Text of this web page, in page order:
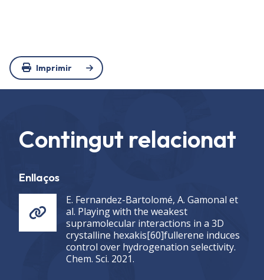
Imprimir
Contingut relacionat
Enllaços
E. Fernandez-Bartolomé, A. Gamonal et
al. Playing with the weakest
supramolecular interactions in a 3D
crystalline hexakis[60]fullerene induces
control over hydrogenation selectivity.
Chem. Sci. 2021.